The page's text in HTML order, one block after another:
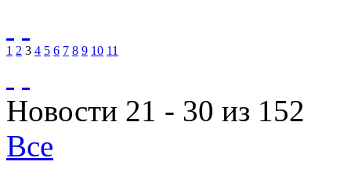
1 2 3 4 5 6 7 8 9 10 11
Новости 21 - 30 из 152
Все